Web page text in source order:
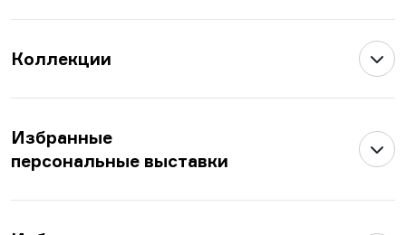
Коллекции
Избранные
персональные выставки